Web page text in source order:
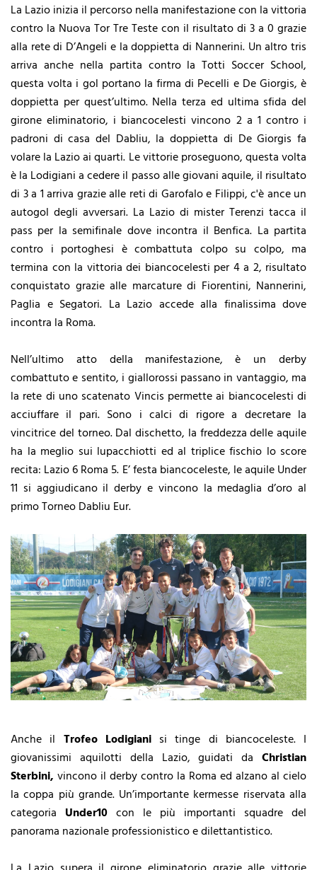
La Lazio inizia il percorso nella manifestazione con la vittoria
contro la Nuova Tor Tre Teste con il risultato di 3 a 0 grazie
alla rete di D’Angeli e la doppietta di Nannerini. Un altro tris
arriva anche nella partita contro la Totti Soccer School,
questa volta i gol portano la firma di Pecelli e De Giorgis, è
doppietta per quest’ultimo. Nella terza ed ultima sfida del
girone eliminatorio, i biancocelesti vincono 2 a 1 contro i
padroni di casa del Dabliu, la doppietta di De Giorgis fa
volare la Lazio ai quarti. Le vittorie proseguono, questa volta
è la Lodigiani a cedere il passo alle giovani aquile, il risultato
di 3 a 1 arriva grazie alle reti di Garofalo e Filippi, c'è ance un
autogol degli avversari. La Lazio di mister Terenzi tacca il
pass per la semifinale dove incontra il Benfica. La partita
contro i portoghesi è combattuta colpo su colpo, ma
termina con la vittoria dei biancocelesti per 4 a 2, risultato
conquistato grazie alle marcature di Fiorentini, Nannerini,
Paglia e Segatori. La Lazio accede alla finalissima dove
incontra la Roma.
Nell’ultimo atto della manifestazione, è un derby
combattuto e sentito, i giallorossi passano in vantaggio, ma
la rete di uno scatenato Vincis permette ai biancocelesti di
acciuffare il pari. Sono i calci di rigore a decretare la
vincitrice del torneo. Dal dischetto, la freddezza delle aquile
ha la meglio sui lupacchiotti ed al triplice fischio lo score
recita: Lazio 6 Roma 5. E’ festa biancoceleste, le aquile Under
11 si aggiudicano il derby e vincono la medaglia d’oro al
primo Torneo Dabliu Eur.
Anche il Trofeo Lodigiani si tinge di biancoceleste. I
giovanissimi aquilotti della Lazio, guidati da Christian
Sterbini, vincono il derby contro la Roma ed alzano al cielo
la coppa più grande. Un’importante kermesse riservata alla
categoria Under10 con le più importanti squadre del
panorama nazionale professionistico e dilettantistico.